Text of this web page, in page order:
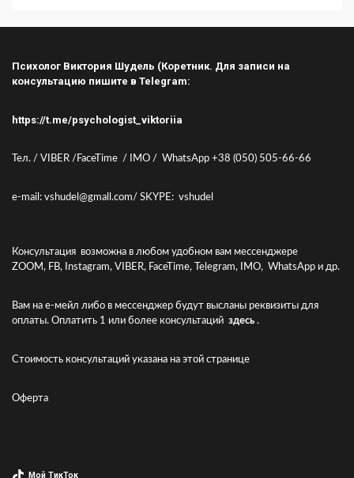
Психолог Виктория Шудель (Коретник. Для записи на
консультацию пишите в Telegram:
https://t.me/psychologist_viktoriia
Тел. / VIBER /FaceTime / IMO / WhatsApp +38 (050) 505-66-66
e-mail: vshudel@gmall.com/ SKYPE: vshudel
Консультация возможна в любом удобном вам мессенджере
ZOOM, FB, Instagram, VIBER, FaceTime, Telegram, IMO, WhatsApp и др.
Вам на е-мейл либо в мессенджер будут высланы реквизиты для
оплаты. Оплатить 1 или более консультаций здесь .
Стоимость консультаций указана на этой странице
Оферта
Мой ТикТок